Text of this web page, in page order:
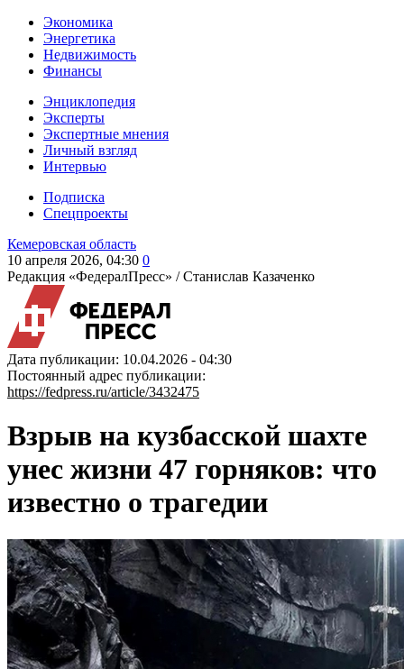
Экономика
Энергетика
Недвижимость
Финансы
Энциклопедия
Эксперты
Экспертные мнения
Личный взгляд
Интервью
Подписка
Спецпроекты
Кемеровская область
10 апреля 2026, 04:30 0
Редакция «ФедералПресс» /Станислав Казаченко
Дата публикации: 10.04.2026 - 04:30
Постоянный адрес публикации:
https://fedpress.ru/article/3432475
Взрыв на кузбасской шахте
унес жизни 47 горняков: что
известно о трагедии